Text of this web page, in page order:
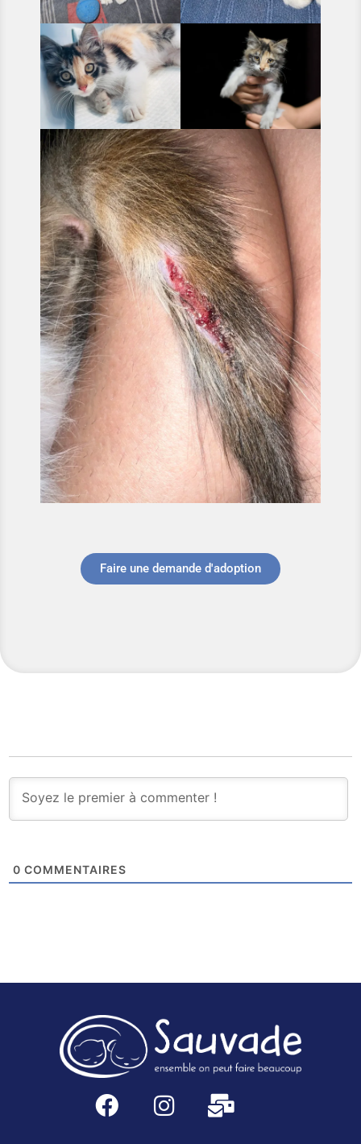
Faire une demande d'adoption
0 COMMENTAIRES